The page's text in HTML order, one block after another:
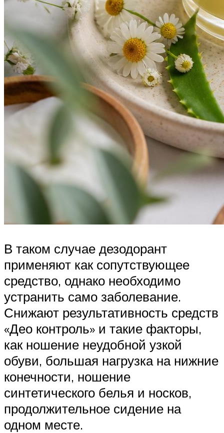
В таком случае дезодорант
применяют как сопутствующее
средство, однако необходимо
устранить само заболевание.
Снижают результативность средств
«Део контроль» и такие факторы,
как ношение неудобной узкой
обуви, большая нагрузка на нижние
конечности, ношение
синтетического белья и носков,
продолжительное сидение на
одном месте.